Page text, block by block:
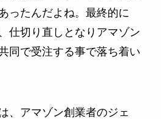
ったんだよね。最終的に
仕切り直しとなりアマゾン
同で受注する事で落ち着い
、アマゾン創業者のジェ